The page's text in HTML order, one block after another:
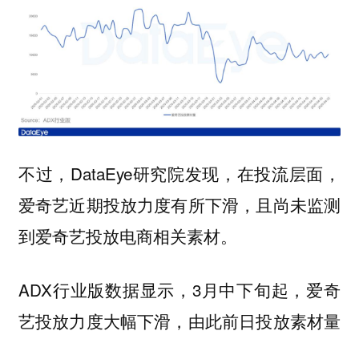
不过，DataEye研究院发现，在投流层面，
爱奇艺近期投放力度有所下滑，且尚未监测
到爱奇艺投放电商相关素材。
ADX行业版数据显示，3月中下旬起，爱奇
艺投放力度大幅下滑，由此前日投放素材量